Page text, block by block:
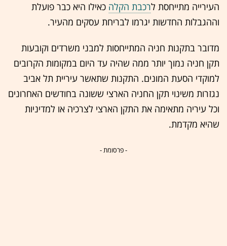
העירייה מתייחסת לרכבת הקלה כאילו היא כבר פועלת
וההגבלות החדשות יגרמו לבריחת עסקים מהעיר.
מדובר בתקנות חניה המתייחסות למבני משרדים וקובעות
תקן חניה נמוך יותר ממה שהיה עד היום במקומות הקרובים
למוקדי הסעת המונים. התקנות שתאשר עיריית תל אביב
נגזרות משינוי תקן החניה הארצי ששונה בחודשים האחרונים
וכל עיריה מתאימה את התקן הארצי לצרכיה או למדיניות
שהיא מקדמת.
- פרסומת -